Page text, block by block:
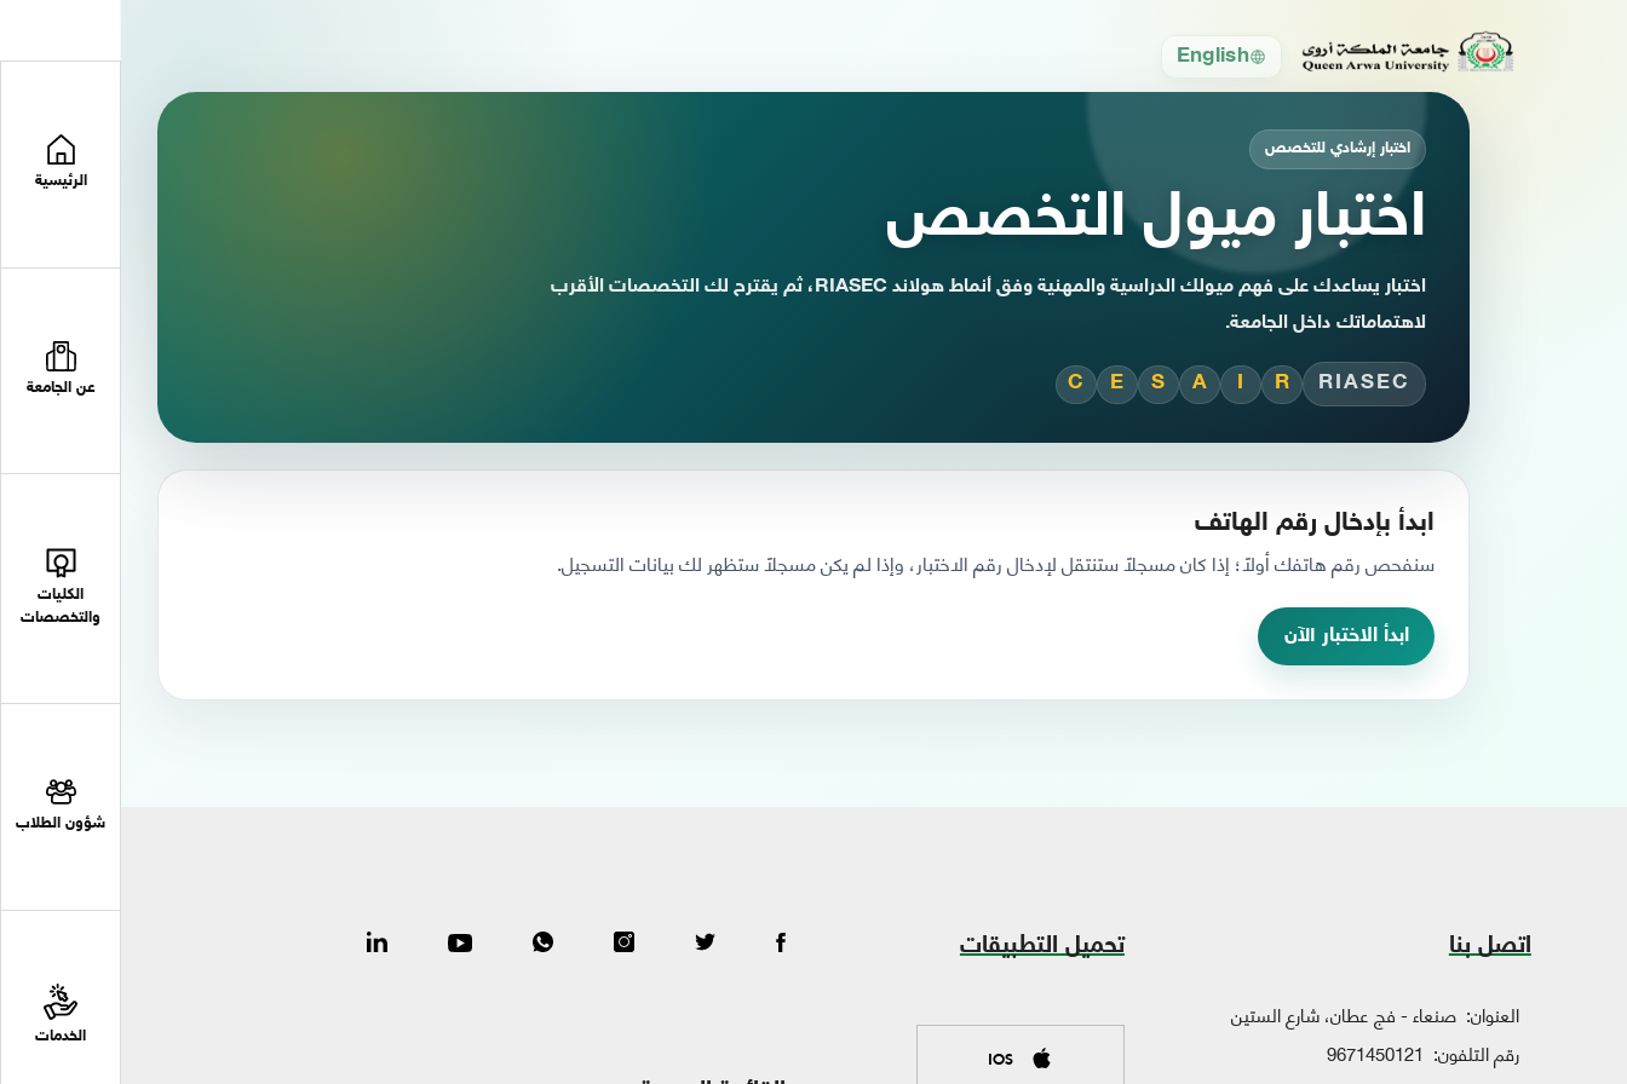
English
الرئيسية
عن الجامعة
الكليات
والتخصصات
شؤون الطلاب
الخدمات
اختبار إرشادي للتخصص
اختبار ميول التخصص
اختبار يساعدك على فهم ميولك الدراسية والمهنية وفق أنماط هولاند RIASEC، ثم يقترح لك التخصصات الأقرب
لاهتماماتك داخل الجامعة.
RIASEC
R
I
A
S
E
C
ابدأ بإدخال رقم الهاتف
سنفحص رقم هاتفك أولاً؛ إذا كان مسجلاً ستنتقل لإدخال رقم الاختبار، وإذا لم يكن مسجلاً ستظهر لك بيانات التسجيل.
ابدأ الاختبار الآن
اتصل بنا
العنوان: صنعاء - فج عطان، شارع الستين
رقم التلفون: 9671450121
تحميل التطبيقات
IOS